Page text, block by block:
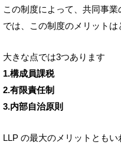
この制度によって、共同事業
では、この制度のメリット
大きな点では3つあります
1.構成員課税
2.有限責任制
3.内部自治原則
LLP の最大のメリットとも